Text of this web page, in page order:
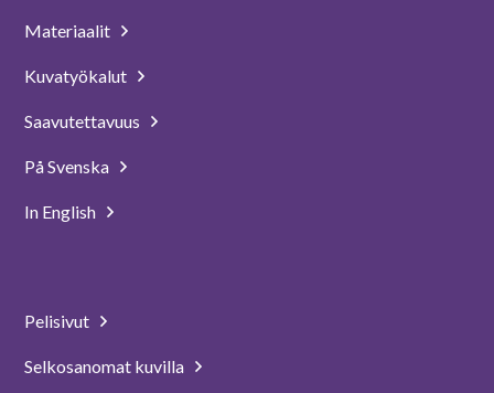
Materiaalit
Kuvatyökalut
Saavutettavuus
På Svenska
In English
Pelisivut
Selkosanomat kuvilla